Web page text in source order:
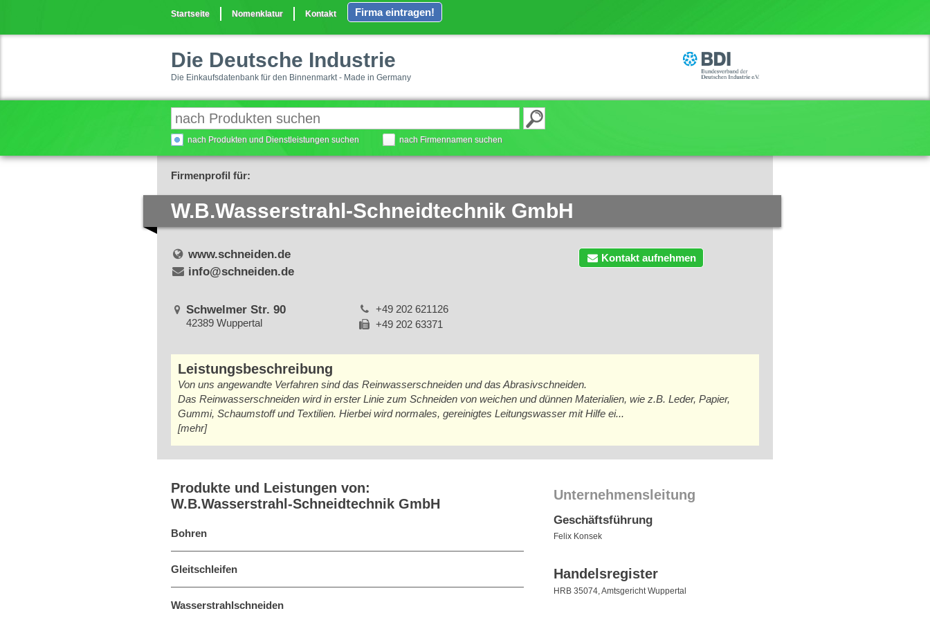
Startseite Nomenklatur Kontakt Firma eintragen!
Die Deutsche Industrie
Die Einkaufsdatenbank für den Binnenmarkt - Made in Germany
nach Produkten und Dienstleistungen suchen nach Firmennamen suchen
Firmenprofil für:
W.B.Wasserstrahl-Schneidtechnik GmbH
Kontakt aufnehmen
www.schneiden.de
info@schneiden.de
Schwelmer Str. 90
42389 Wuppertal
+49 202 621126
+49 202 63371
Leistungsbeschreibung
Von uns angewandte Verfahren sind das Reinwasserschneiden und das Abrasivschneiden.
Das Reinwasserschneiden wird in erster Linie zum Schneiden von weichen und dünnen Materialien, wie z.B. Leder, Papier,
Gummi, Schaumstoff und Textilien. Hierbei wird normales, gereinigtes Leitungswasser mit Hilfe ei...
[mehr]
Produkte und Leistungen von:
W.B.Wasserstrahl-Schneidtechnik GmbH
Bohren
Gleitschleifen
Wasserstrahlschneiden
Unternehmensleitung
Geschäftsführung
Felix Konsek
Handelsregister
HRB 35074, Amtsgericht Wuppertal